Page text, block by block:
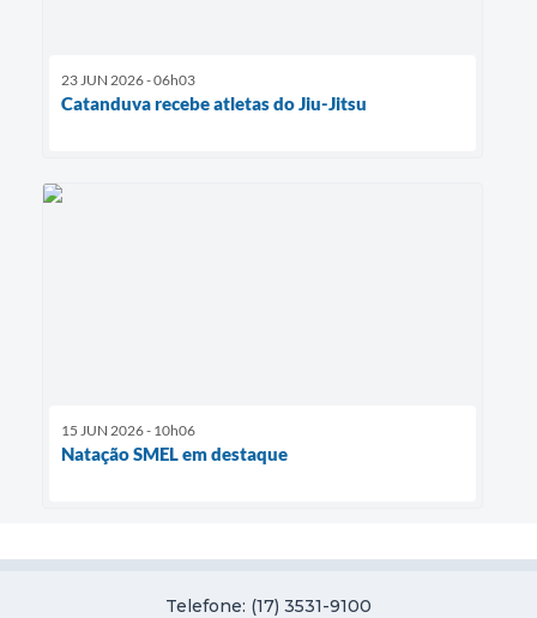
23 JUN 2026 - 06h03
Catanduva recebe atletas do Jiu-Jitsu
15 JUN 2026 - 10h06
Natação SMEL em destaque
Telefone: (17) 3531-9100